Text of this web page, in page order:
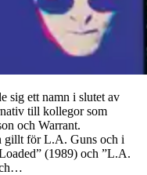
sig ett namn i slutet av
till kollegor som
och Warrant.
gillt för L.A. Guns och i
(1989) och ”L.A.